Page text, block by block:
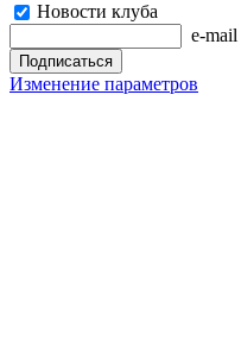
Новости клуба
e-mail
Изменение параметров